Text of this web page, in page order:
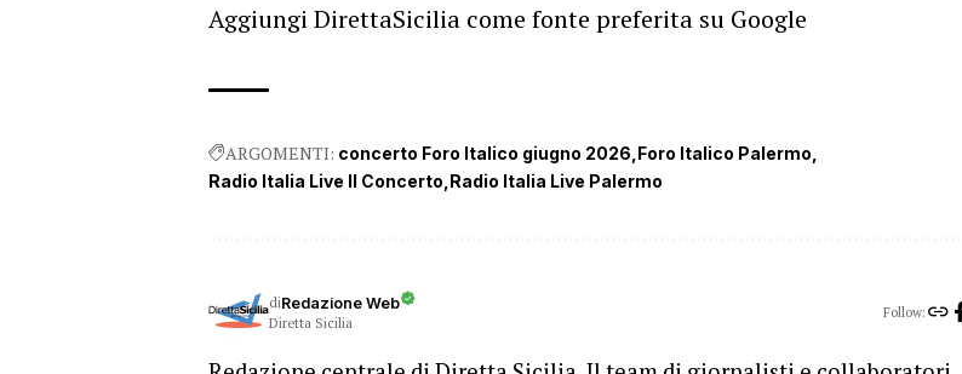
Aggiungi DirettaSicilia come fonte preferita su Google
ARGOMENTI: concerto Foro Italico giugno 2026 Foro Italico Palermo
Radio Italia Live Il Concerto Radio Italia Live Palermo
diRedazione Web
Diretta Sicilia
Follow: